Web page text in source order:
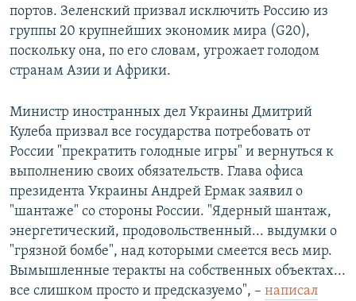
портов. Зеленский призвал исключить Россию из
группы 20 крупнейших экономик мира (G20),
поскольку она, по его словам, угрожает голодом
странам Азии и Африки.
Министр иностранных дел Украины Дмитрий
Кулеба призвал все государства потребовать от
России "прекратить голодные игры" и вернуться к
выполнению своих обязательств. Глава офиса
президента Украины Андрей Ермак заявил о
"шантаже" со стороны России. "Ядерный шантаж,
энергетический, продовольственный... выдумки о
"грязной бомбе", над которыми смеется весь мир.
Вымышленные теракты на собственных объектах...
все слишком просто и предсказуемо", – написал